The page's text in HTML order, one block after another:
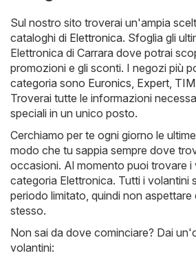
Sul nostro sito troverai un'ampia
cataloghi di Elettronica. Sfoglia gli
Elettronica di Carrara dove potrai
promozioni e gli sconti. I negozi più
categoria sono Euronics, Expert, TIM
Troverai tutte le informazioni
speciali in un unico posto.
Cerchiamo per te ogni giorno le
modo che tu sappia sempre dove
occasioni. Al momento puoi trovare i
categoria Elettronica. Tutti i volantini
periodo limitato, quindi non aspettare
stesso.
Non sai da dove cominciare? Dai
volantini: